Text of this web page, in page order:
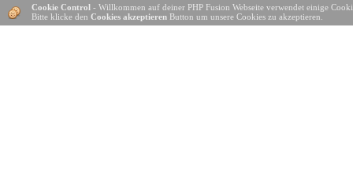
Cookie Control - Willkommen auf deiner PHP Fusion Webseite verwendet einige
Bitte klicke den Cookies akzeptieren Button um unsere Cookies zu akzeptieren.